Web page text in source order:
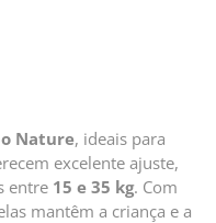
Nature, ideais para
excelente ajuste,
entre 15 e 35 kg. Com
mantêm a criança e a